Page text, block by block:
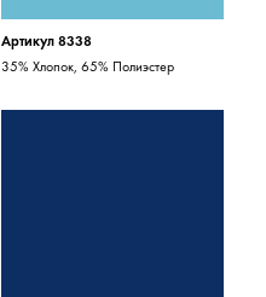
Артикул 8338
35% Хлопок, 65% Полиэстер